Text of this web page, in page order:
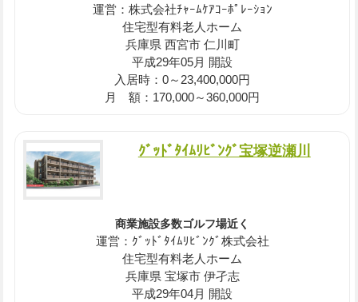
運営：株式会社ﾁｬｰﾑｹｱｺｰﾎﾟﾚｰｼｮﾝ
住宅型有料老人ホーム
兵庫県 西宮市 仁川町
平成29年05月 開設
入居時：0～23,400,000円
月 額：170,000～360,000円
ｸﾞｯﾄﾞﾀｲﾑﾘﾋﾞﾝｸﾞ宝塚逆瀬川
商業施設多数ゴルフ場近く
運営：ｸﾞｯﾄﾞﾀｲﾑﾘﾋﾞﾝｸﾞ株式会社
住宅型有料老人ホーム
兵庫県 宝塚市 伊孑志
平成29年04月 開設